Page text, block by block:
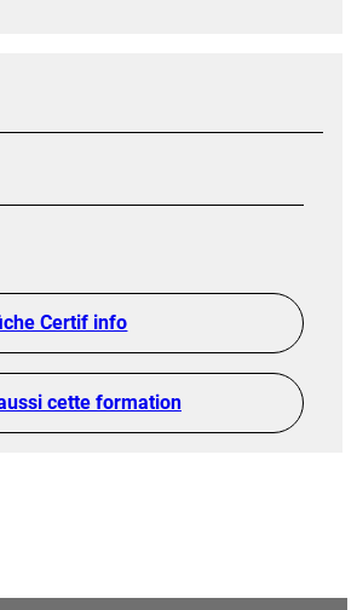
Certif info
cette formation